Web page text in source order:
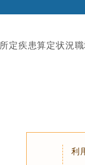
所定疾患算定状況
利